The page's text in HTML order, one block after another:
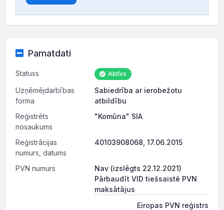
Pamatdati
Statuss Aktīvs
Uzņēmējdarbības
forma
Sabiedrība ar ierobežotu
atbildību
Reģistrēts
nosaukums
"Komūna" SIA
Reģistrācijas
numurs, datums
40103908068, 17.06.2015
PVN numurs
Nav (izslēgts 22.12.2021)
Pārbaudīt VID tiešsaistē PVN
maksātājus
Eiropas PVN reģistrs